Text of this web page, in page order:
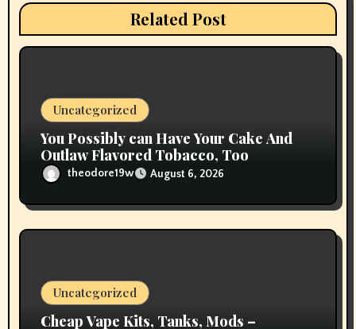
Related Post
Uncategorized
You Possibly can Have Your Cake And
Outlaw Flavored Tobacco, Too
theodore19w August 6, 2026
Uncategorized
Cheap Vape Kits, Tanks, Mods –